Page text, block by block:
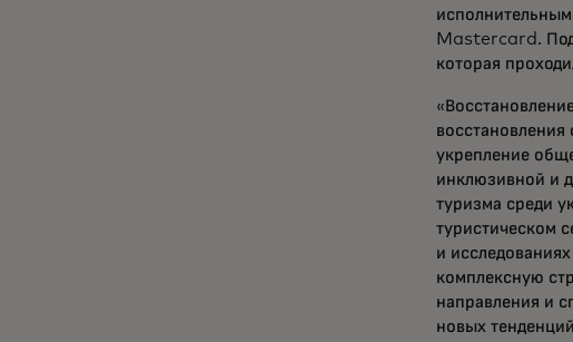
исполнительным
Mastercard.
которая
укрепление
инклюзивной и
туризма среди
туристическом
и
комплексную
направления и
новых